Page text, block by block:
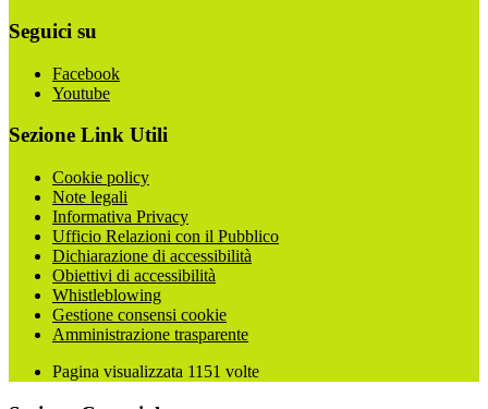
Seguici su
Facebook
Youtube
Sezione Link Utili
Cookie policy
Note legali
Informativa Privacy
Ufficio Relazioni con il Pubblico
Dichiarazione di accessibilità
Obiettivi di accessibilità
Whistleblowing
Gestione consensi cookie
Amministrazione trasparente
Pagina visualizzata 1151 volte